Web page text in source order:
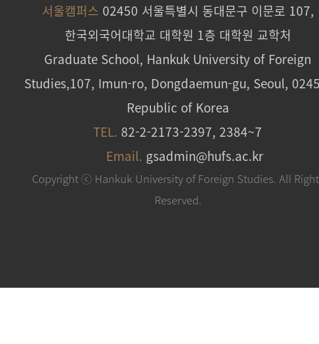
서울캠퍼스 02450 서울특별시 동대문구 이문로 107,
한국외국어대학교 대학원 1층 대학원 교학처
Graduate School, Hankuk University of Foreign
Studies,107, Imun-ro, Dongdaemun-gu, Seoul,
Republic of Korea
TEL. 82-2-2173-2397, 2384~7
Email. gsadmin@hufs.ac.kr
Copyright ⓒ Hankuk University of Foreign Studies. All
Reserved.